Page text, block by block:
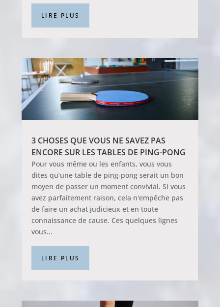
LIRE PLUS
3 CHOSES QUE VOUS NE SAVEZ PAS
ENCORE SUR LES TABLES DE PING-PONG
Pour vous même ou les enfants, vous vous
dites qu’une table de ping-pong serait un bon
moyen de passer un moment convivial. Si vous
avez parfaitement raison, cela n'empêche pas
de faire un achat judicieux et en toute
connaissance de cause. Ces quelques lignes
vous...
LIRE PLUS